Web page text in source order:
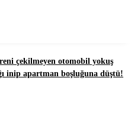
çekilmeyen otomobil yokuş
inip apartman boşluğuna düştü!